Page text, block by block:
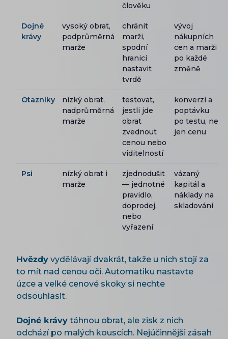
člověku
Dojné
krávy
vysoký obrat,
podprůměrná
marže
chránit
marži,
spodní
hranici
nastavit
tvrdě
vývoj
nákupních
cen a marži
po každé
změně
Otazníky
nízký obrat,
nadprůměrná
marže
testovat,
jestli jde
obrat
zvednout
cenou nebo
viditelností
konverzi a
poptávku
po testu, ne
jen cenu
Psi
nízký obrat i
marže
zjednodušit
— jednotné
pravidlo,
doprodej,
nebo
vyřazení
vázaný
kapitál a
náklady na
skladování
Hvězdy vydělávají dvakrát, takže u nich stojí za
to mít nad cenou oči. Automatiku nastavte
úzce a velké cenové skoky si nechte
odsouhlasit.
Dojné krávy táhnou obrat, ale zisk z nich
odchází po malých kouscích. Nejúčinnější zásah